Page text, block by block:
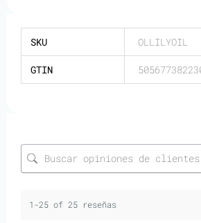
SKU OLLILYOIL
GTIN
1-25 of 25 reseñas